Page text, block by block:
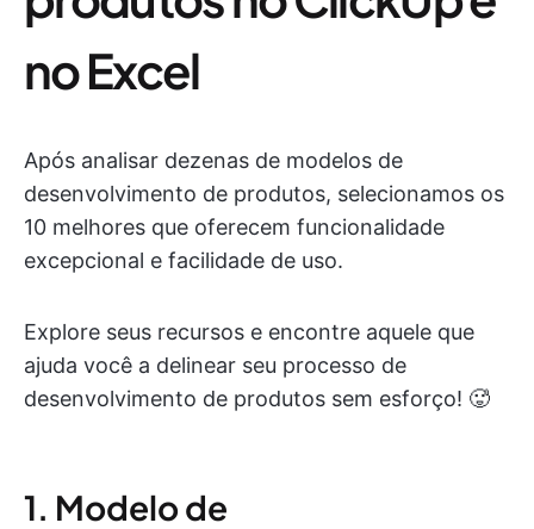
no Excel
Após analisar dezenas de modelos de
desenvolvimento de produtos, selecionamos os
10 melhores que oferecem funcionalidade
excepcional e facilidade de uso.
Explore seus recursos e encontre aquele que
ajuda você a delinear seu processo de
desenvolvimento de produtos sem esforço! 🥵
1. Modelo de